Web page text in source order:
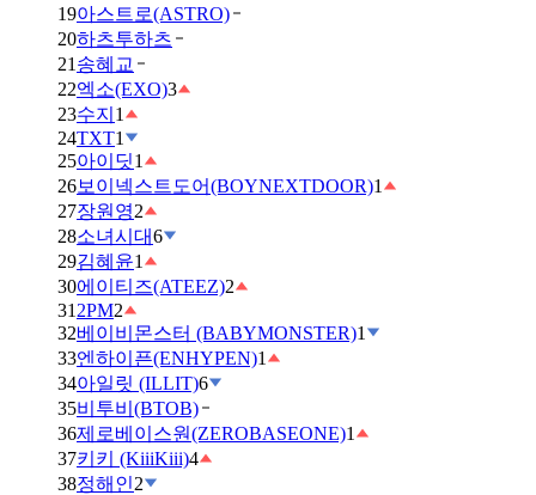
19아스트로(ASTRO)
20하츠투하츠
21 송혜교
22엑소(EXO)3
23수지 1
24TXT1
25아이딧1
26보이넥스트도어(BOYNEXTDOOR)1
27장원영2
28소녀시대6
29김혜윤1
30에이티즈(ATEEZ)2
31 2PM2
32베이비몬스터 (BABYMONSTER)1
33엔하이픈(ENHYPEN)1
34아일릿 (ILLIT)6
35비투비(BTOB)
36제로베이스원(ZEROBASEONE)1
37키키 (KiiiKiii)4
38정해인2